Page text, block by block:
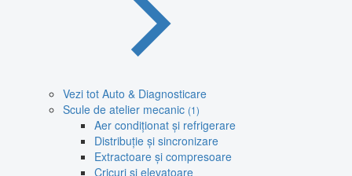
Vezi tot Auto & Diagnosticare
Scule de atelier mecanic (1)
Aer condiționat și refrigerare
Distribuție și sincronizare
Extractoare și compresoare
Cricuri și elevatoare